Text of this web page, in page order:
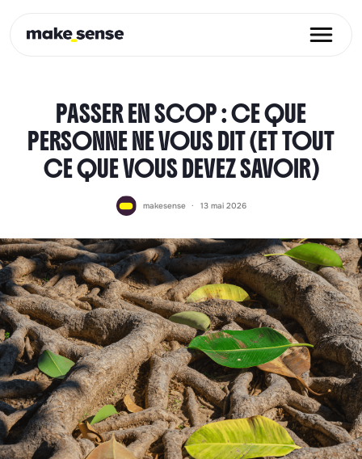
PASSER EN SCOP : CE QUE
PERSONNE NE VOUS DIT (ET TOUT
CE QUE VOUS DEVEZ SAVOIR)
makesense 13 mai 2026